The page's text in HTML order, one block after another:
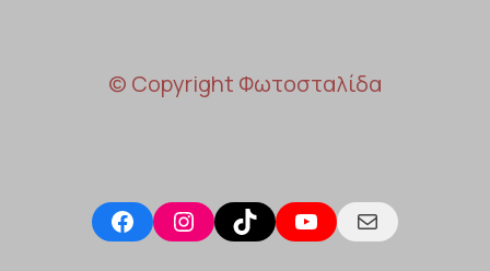
© Copyright Φωτοσταλίδα
Facebook Instagram TikTok YouTube